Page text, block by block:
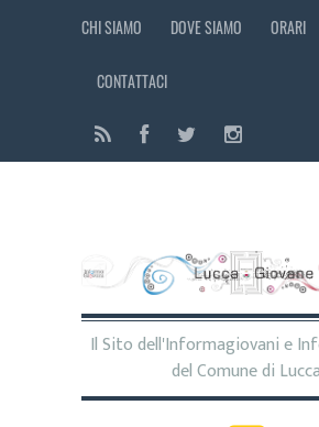
CHI SIAMO DOVE SIAMO ORARI
CONTATTACI
Il Sito dell'Informagiovani e
del Comune di Lucca